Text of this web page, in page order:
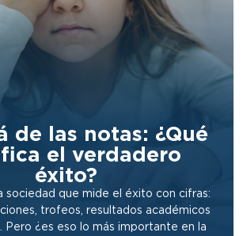
de las notas: ¿Qué
el verdadero
éxito?
sociedad que mide el éxito con cifras:
trofeos, resultados académicos
Pero ¿es eso lo más importante en la